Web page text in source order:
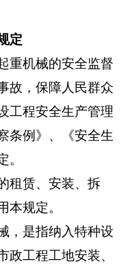
定
机械的安全监督
故，保障人民群众
工程安全生产管理
条例》、《安全生
。
赁、安装、拆
本规定。
是指纳入特种设
政工程工地安装、